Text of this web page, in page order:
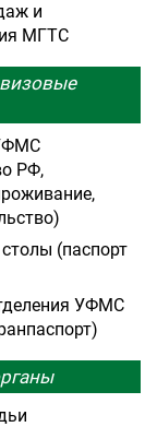
и
МГТС
РФ,
(паспорт
УФМС